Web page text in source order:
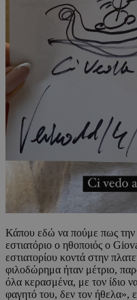
Κάπου εδώ να πούμε πως την
εστιατόριο ο ηθοποιός ο
εστιατορίου κοντά στην
φιλοδώρημα ήταν μέτριο,
όλα κερασμένα, με τον ίδιο
φαγητό του, δεν τον ήθελα»,